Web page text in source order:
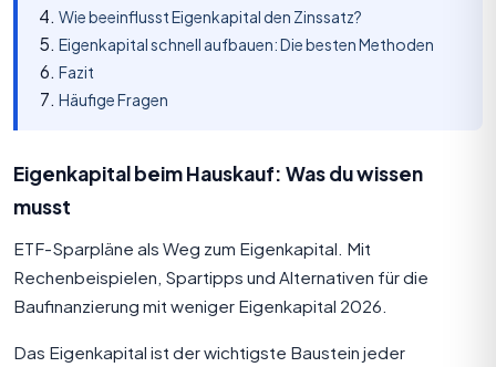
Wie beeinflusst Eigenkapital den Zinssatz?
Eigenkapital schnell aufbauen: Die besten Methoden
Fazit
Häufige Fragen
Eigenkapital beim Hauskauf: Was du wissen
musst
ETF-Sparpläne als Weg zum Eigenkapital. Mit
Rechenbeispielen, Spartipps und Alternativen für die
Baufinanzierung mit weniger Eigenkapital 2026.
Das Eigenkapital ist der wichtigste Baustein jeder